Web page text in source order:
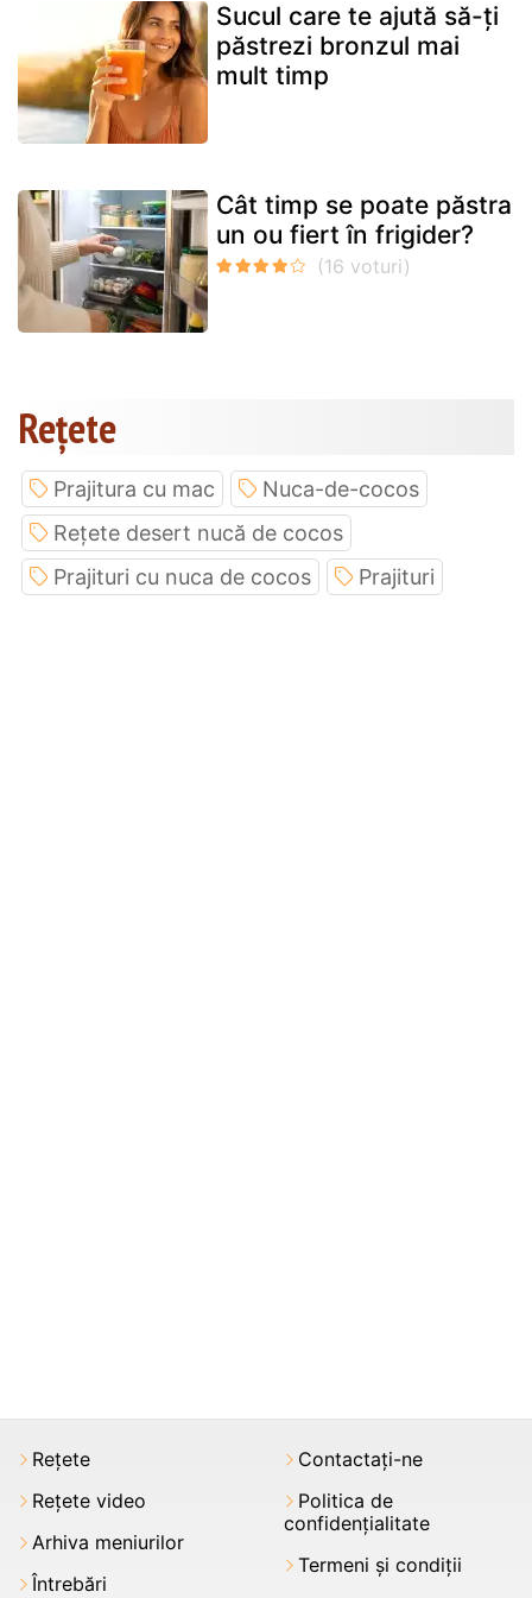
Sucul care te ajută să-ți
păstrezi bronzul mai
mult timp
Cât timp se poate păstra
un ou fiert în frigider?
Rețete
Prajitura cu mac
Nuca-de-cocos
Rețete desert nucă de cocos
Prajituri cu nuca de cocos
Prajituri
Rețete
Rețete video
Arhiva meniurilor
Întrebări
Contactați-ne
Politica de
confidențialitate
Termeni şi condiții